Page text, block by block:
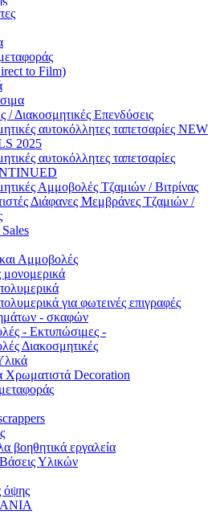
to Film)
/ Διακοσμητικές Επενδύσεις
αυτοκόλλητες ταπετσαρίες NEW
2025
αυτοκόλλητες ταπετσαρίες
Αμμοβολές Τζαμιών / Βιτρίνας
Διάφανες Μεμβράνες Τζαμιών /
Αμμοβολές
μονομερικά
για φωτεινές επιγραφές
- σκαφών
- Εκτυπώσιμες -
Διακοσμητικές
Χρωματιστά Decoration
βοηθητικά εργαλεία
Υλικών
όψης